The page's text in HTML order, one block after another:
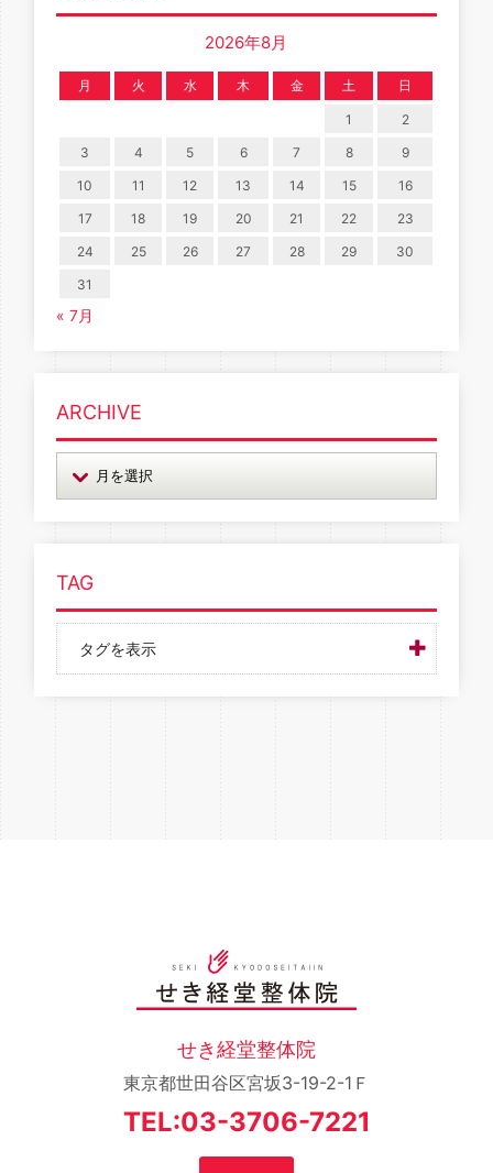
2026年8月
月 火 水 木 金 土 日
1
2
3
4 5 6 7 8
9
10
11 12 13 14 15
16
17
18 19 20 21 22
23
24
25 26 27 28 29
30
31
« 7月
ARCHIVE
TAG
タグを表示
せき経堂整体院
東京都世田谷区宮坂3-19-2-1Ｆ
TEL:03-3706-7221